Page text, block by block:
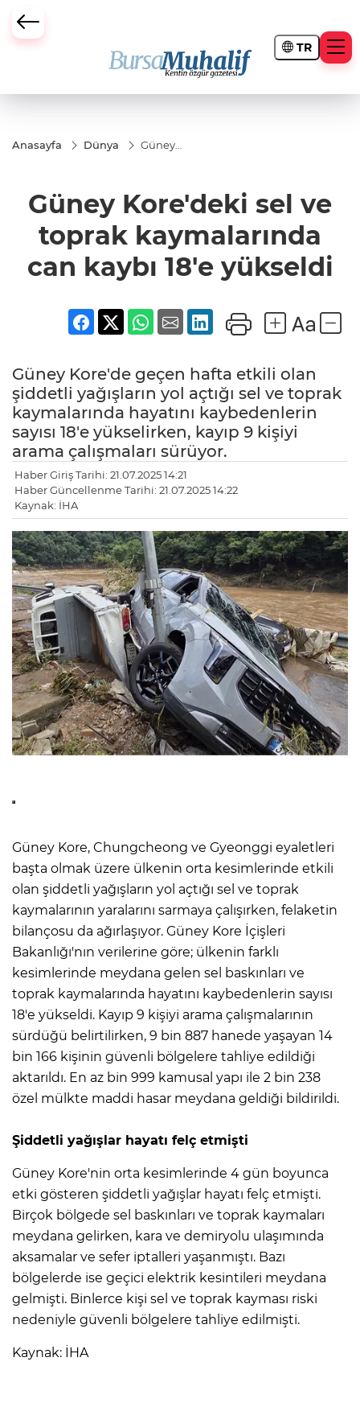
TR
Büyükşehir Darbesi
Anasayfa Dünya
Güney
can kaybı 18'e
yükseldi
Güney Kore'deki sel ve
toprak kaymalarında
can kaybı 18'e yükseldi
Güney Kore'de geçen hafta etkili olan
şiddetli yağışların yol açtığı sel ve toprak
kaymalarında hayatını kaybedenlerin
sayısı 18'e yükselirken, kayıp 9 kişiyi
arama çalışmaları sürüyor.
Haber Giriş Tarihi: 21.07.2025 14:21
Haber Güncellenme Tarihi: 21.07.2025 14:22
Kaynak: İHA
Güney Kore, Chungcheong ve Gyeonggi eyaletleri
başta olmak üzere ülkenin orta kesimlerinde etkili
olan şiddetli yağışların yol açtığı sel ve toprak
kaymalarının yaralarını sarmaya çalışırken, felaketin
bilançosu da ağırlaşıyor. Güney Kore İçişleri
Bakanlığı'nın verilerine göre; ülkenin farklı
kesimlerinde meydana gelen sel baskınları ve
toprak kaymalarında hayatını kaybedenlerin sayısı
18'e yükseldi. Kayıp 9 kişiyi arama çalışmalarının
sürdüğü belirtilirken, 9 bin 887 hanede yaşayan 14
bin 166 kişinin güvenli bölgelere tahliye edildiği
aktarıldı. En az bin 999 kamusal yapı ile 2 bin 238
özel mülkte maddi hasar meydana geldiği bildirildi.
Şiddetli yağışlar hayatı felç etmişti
Güney Kore'nin orta kesimlerinde 4 gün boyunca
etki gösteren şiddetli yağışlar hayatı felç etmişti.
Birçok bölgede sel baskınları ve toprak kaymaları
meydana gelirken, kara ve demiryolu ulaşımında
aksamalar ve sefer iptalleri yaşanmıştı. Bazı
bölgelerde ise geçici elektrik kesintileri meydana
gelmişti. Binlerce kişi sel ve toprak kayması riski
nedeniyle güvenli bölgelere tahliye edilmişti.
Kaynak: İHA